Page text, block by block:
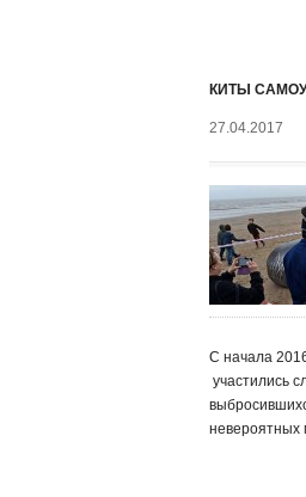
КИТЫ
27.04.2017
С начала
участились
невероятных